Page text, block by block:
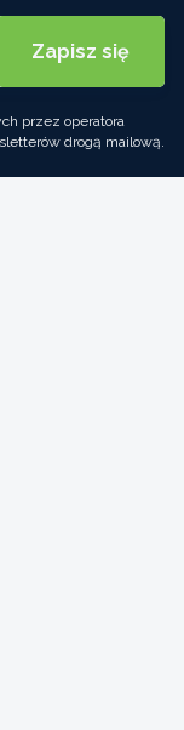
przez operatora
drogą mailową.